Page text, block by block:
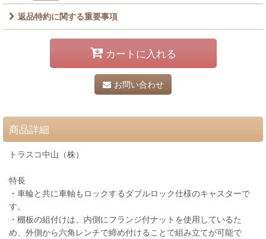
返品特約に関する重要事項
カートに入れる
お問い合わせ
商品詳細
トラスコ中山（株）
特長
・車輪と共に車軸もロックするダブルロック仕様のキャスターで
す。
・棚板の組付けは、内側にフランジ付ナットを使用しているた
め、外側から六角レンチで締め付けることで組み立てが可能で